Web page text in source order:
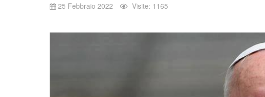
25 Febbraio 2022 Visite: 1165